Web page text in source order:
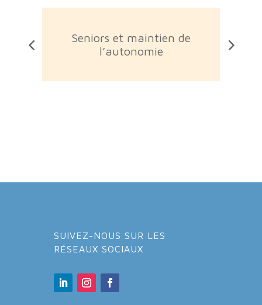
Seniors et maintien de
l’autonomie
SUIVEZ-NOUS SUR LES
RÉSEAUX SOCIAUX